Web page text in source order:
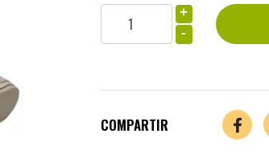
+
-
COMPARTIR